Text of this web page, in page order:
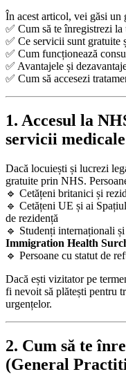
În acest articol, vei găsi un
✅ Cum să te înregistrezi
✅ Ce servicii sunt gratuite
✅ Cum funcționează
✅ Avantajele și
✅ Cum să accesezi
1. Accesul la
servicii
Dacă locuiești și lucrezi
gratuite prin NHS.
🔹 Cetățeni britanici și
🔹 Cetățeni UE și ai
de rezidență
🔹 Studenți internaționali
Immigration Health
🔹 Persoane cu statut de
Dacă ești vizitator pe
fi nevoit să plătești pentru
urgențelor.
2. Cum să te
(General